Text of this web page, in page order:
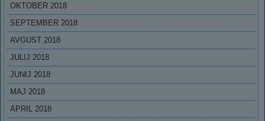
OKTOBER 2018
SEPTEMBER 2018
AVGUST 2018
JULIJ 2018
JUNIJ 2018
MAJ 2018
APRIL 2018